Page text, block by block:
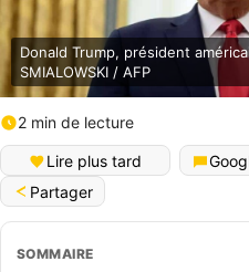
Donald Trump, président
SMIALOWSKI / AFP
2 min de lecture
Lire plus tard
Partager
SOMMAIRE